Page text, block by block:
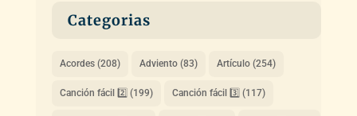
Categorias
Acordes(208) Adviento(83) Artículo(254)
Canción fácil 2️⃣ (199) Canción fácil 3️⃣ (117)